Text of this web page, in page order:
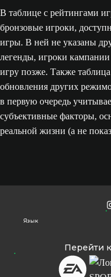
В таблице с рейтингами
бронзовые игроки,
игры. В ней не указаны
легенды, игроки
игру позже. Также
обновления других
в первую очередь
субъективные факторы,
реальной жизни (а не
Язык
Перейти